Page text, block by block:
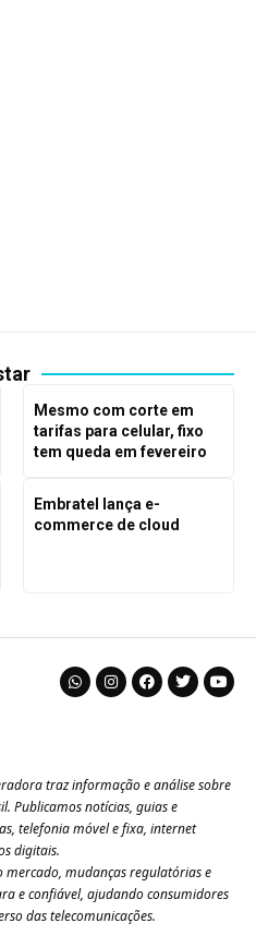
Mesmo com corte em
tarifas para celular, fixo
tem queda em fevereiro
Embratel lança e-
commerce de cloud
traz informação e análise sobre
Publicamos notícias, guias e
telefonia móvel e fixa, internet
digitais.
mercado, mudanças regulatórias e
e confiável, ajudando consumidores
das telecomunicações.